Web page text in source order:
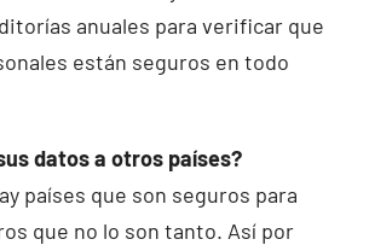
anuales para verificar que
están seguros en todo
datos a otros países?
países que son seguros para
que no lo son tanto. Así por